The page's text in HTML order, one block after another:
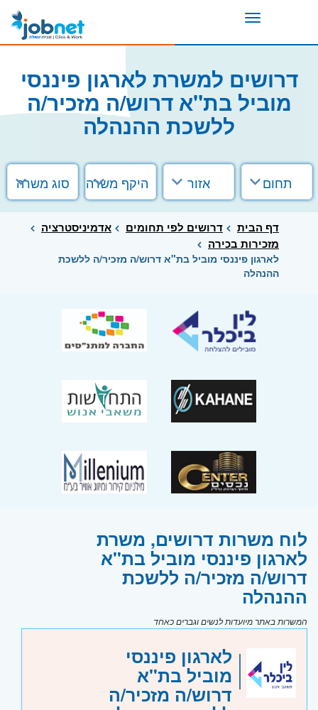
Toggle
דרושים למשרת לארגון פיננסי
מוביל בת"א דרוש/ה מזכיר/ה
ללשכת ההנהלה
תחום אזור היקף משרה סוג משרה
דף הבית דרושים לפי תחומים
אדמיניסטרציה
מזכירות בכירה
לארגון פיננסי מוביל בת"א דרוש/ה מזכיר/ה ללשכת
ההנהלה
לוח משרות דרושים, משרת
לארגון פיננסי מוביל בת"א
דרוש/ה מזכיר/ה ללשכת
ההנהלה
המשרות באתר מיועדות לנשים וגברים כאחד
לארגון פיננסי
מוביל בת"א
דרוש/ה מזכיר/ה